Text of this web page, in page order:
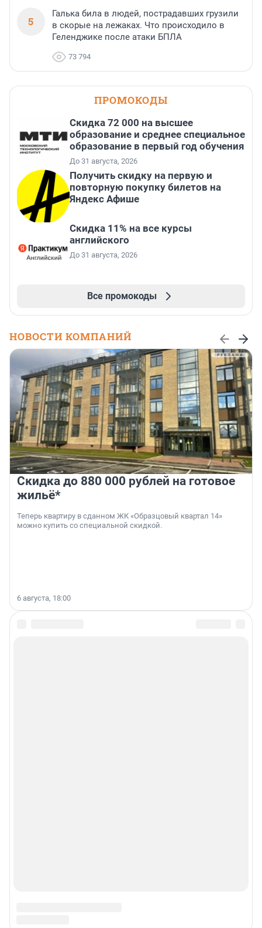
5
Галька била в людей, пострадавших грузили
в скорые на лежаках. Что происходило в
Геленджике после атаки БПЛА
73 794
ПРОМОКОДЫ
Скидка 72 000 на высшее
образование и среднее специальное
образование в первый год обучения
До 31 августа, 2026
Получить скидку на первую и
повторную покупку билетов на
Яндекс Афише
Скидка 11% на все курсы
английского
До 31 августа, 2026
Все промокоды
НОВОСТИ КОМПАНИЙ
Скидка до 880 000 рублей на готовое
жильё*
Теперь квартиру в сданном ЖК «Образцовый квартал 14»
можно купить со специальной скидкой.
6 августа, 18:00